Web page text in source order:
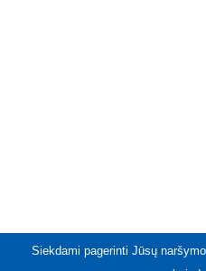
Siekdami pagerinti Jūsų